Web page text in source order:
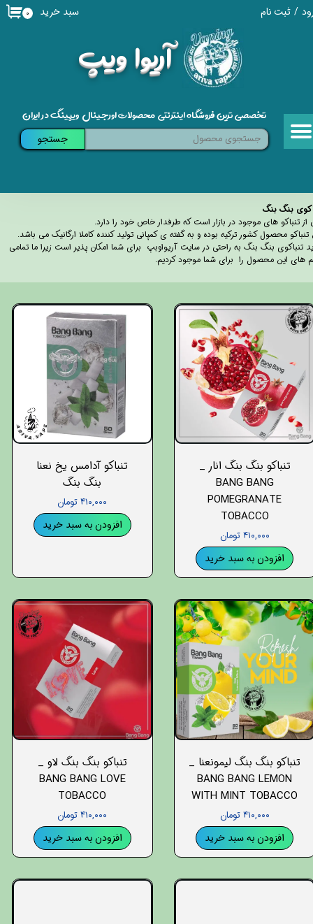
/ ثبت نام
حساب کاربری من
خروج از حساب کاربری
​آریوا ویپ
۰ سبد خرید
تخصصی ترین فروشگاه اینترنتی محصولات اورجینال ویپینگ در ایران
جستجو
بنگ بنگ
از تنباکو های موجود در بازار است که طرفدار خاص خود را دارد.
تنباکو محصول کشور ترکیه بوده و به گفته ی کمپانی تولید کننده کاملا ارگانیک می باشد.
تنباکوی بنگ بنگ به راحتی در سایت آریواوبپ برای شما امکان پذیر است زیرا ما تمامی
های این محصول را برای شما موجود کردیم.
تنباکو بنگ بنگ انار _
BANG BANG
POMEGRANATE
TOBACCO
۴۱۰,۰۰۰ تومان
افزودن به سبد خرید
تنباکو آدامس یخ نعنا
بنگ بنگ
۴۱۰,۰۰۰ تومان
افزودن به سبد خرید
تنباکو بنگ بنگ لیمونعنا _
BANG BANG LEMON
WITH MINT TOBACCO
۴۱۰,۰۰۰ تومان
افزودن به سبد خرید
تنباکو بنگ بنگ لاو _
BANG BANG LOVE
TOBACCO
۴۱۰,۰۰۰ تومان
افزودن به سبد خرید